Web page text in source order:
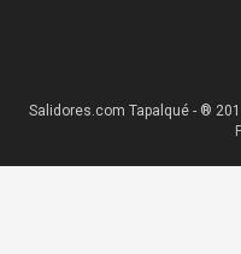
Salidores.com Tapalqué - ®